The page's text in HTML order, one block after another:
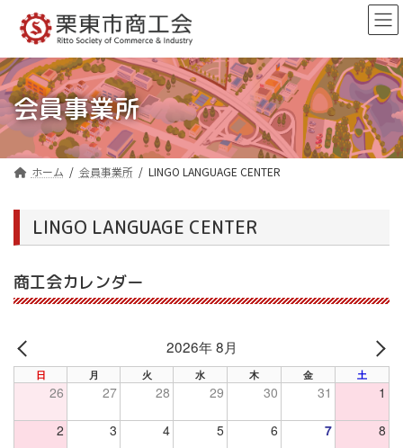
ン
ツ
へ
ス
キ
ッ
ー
シ
ョ
ン
に
移
会員事業所
ホーム 会員事業所 LINGO LANGUAGE CENTER
LINGO LANGUAGE CENTER
商工会カレンダー
PREV
2026年 8月
日 月 火 水 木 金 土
26 27 28 29 30 31 1
2 3 4 5 6 7 8